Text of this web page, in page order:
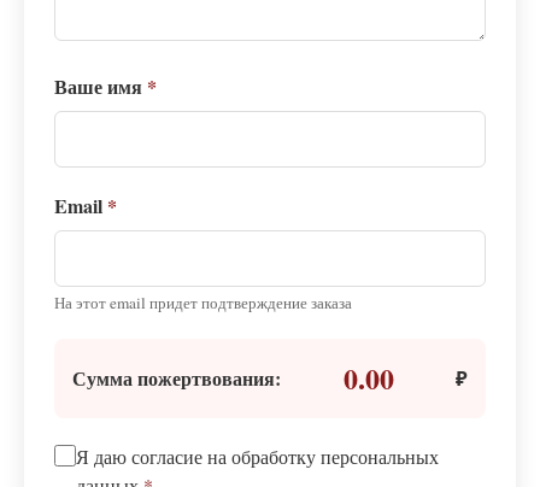
Ваше имя *
Email *
На этот email придет подтверждение заказа
Сумма пожертвования: 0.00 ₽
Я даю согласие на обработку персональных